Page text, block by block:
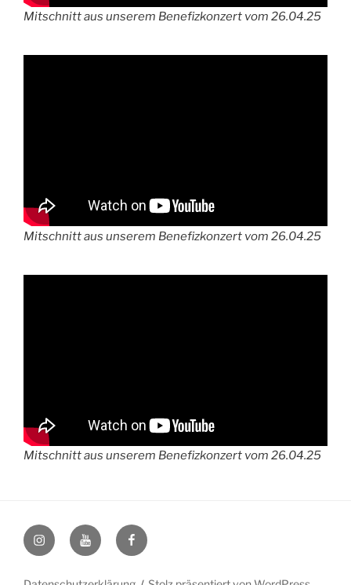
Mitschnitt aus unserem Benefizkonzert vom 26.04.25
Mitschnitt aus unserem Benefizkonzert vom 26.04.25
Mitschnitt aus unserem Benefizkonzert vom 26.04.25
InstagramYouTube Facebook